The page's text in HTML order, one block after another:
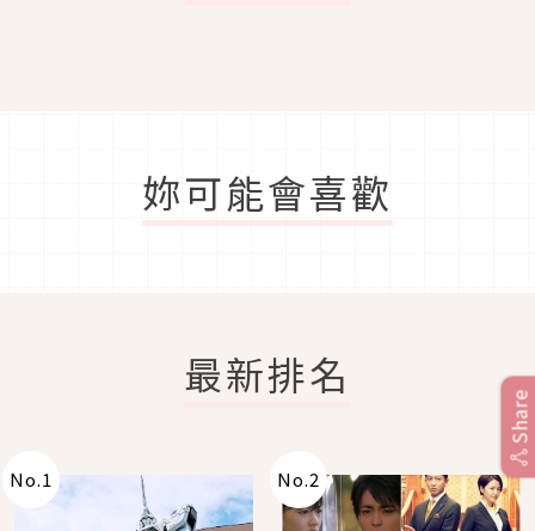
妳可能會喜歡
最新排名
No.1 No.2
Share